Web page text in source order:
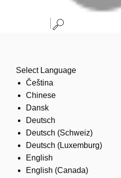
Select Language
Čeština
Chinese
Dansk
Deutsch
Deutsch (Schweiz)
Deutsch (Luxemburg)
English
English (Canada)